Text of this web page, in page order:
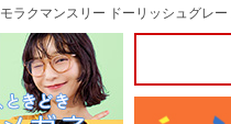
モラクマンスリー ドーリッシュグレー